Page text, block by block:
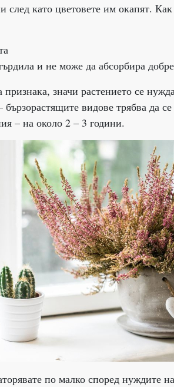
след като цветовете им окапят.
и не може да абсорбира
признака, значи растението се
видове трябва да
– на около 2 – 3 години.
по малко според нуждите